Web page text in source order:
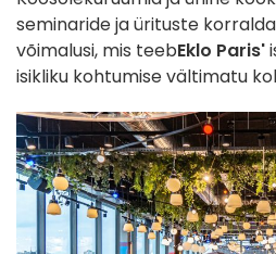
seminaride ja ürituste
võimalusi, mis teebEklo Paris'
isikliku kohtumise vältimatu